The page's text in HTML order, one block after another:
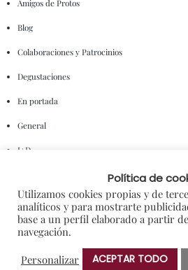
Amigos de Protos
Blog
Colaboraciones y Patrocinios
Degustaciones
En portada
General
I+D
Premios
Sorteos
NUBE DE ETIQUETAS
Política de
Utilizamos cookies propias y de
analíticos y para mostrarte
base a un perfil elaborado a partir
navegación.
Personalizar
ACEPTAR TODO